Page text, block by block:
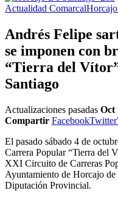
Actualidad Comarcal
Andrés Felipe
se imponen con
“Tierra del
Santiago
Actualizaciones pasadas Oct
Compartir FacebookTwitter
El pasado sábado 4 de
Carrera Popular “Tierra del
XXI Circuito de Carreras
Ayuntamiento de Horcajo
Diputación Provincial.